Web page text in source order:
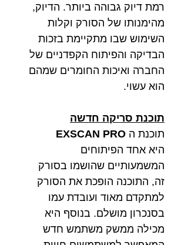
רמת דיוק גבוהה ביותר. הדיוק,
מהימנותו של הסורק וקלות
השימוש שבו מתקיימת בזכות
הבדיקה והפיתוח הקפדניים של
החברה ואיכות החומרים שמהם
הוא עשוי.
תוכנת סריקה חדשה
תוכנת ה
היא אחד הפיתוחים
המשמעותיים שהושמו בסורק
זה, התוכנה הופכת את הסורק
למתקדם מאוד ועובדת עמו
בסנכרון מושלם. בנוסף היא
מכילה ממשק משתמש חדש